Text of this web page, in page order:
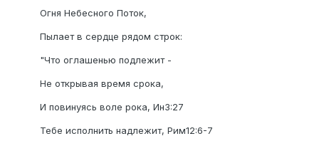
Огня Небесного Поток,
Пылает в сердце рядом строк:
"Что оглашенью подлежит -
Не открывая время срока,
И повинуясь воле рока, Ин3:27
Тебе исполнить надлежит, Рим12:6-7